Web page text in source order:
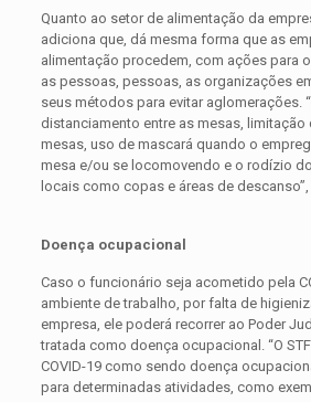
Quanto ao setor de alimentação da
adiciona que, dá mesma forma que as
alimentação procedem, com ações para
as pessoas, pessoas, as organizações
seus métodos para evitar aglomerações.
distanciamento entre as mesas,
mesas, uso de mascará quando o
mesa e/ou se locomovendo e o rodízio
locais como copas e áreas de
Doença ocupacional
Caso o funcionário seja acometido pela
ambiente de trabalho, por falta de
empresa, ele poderá recorrer ao Poder
tratada como doença ocupacional. “O
COVID-19 como sendo doença
para determinadas atividades, como